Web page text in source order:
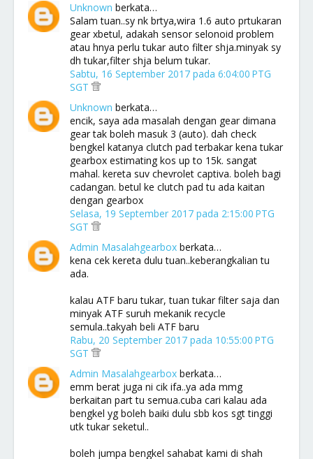
Unknown berkata…
Salam tuan..sy nk brtya,wira 1.6 auto prtukaran
gear xbetul, adakah sensor selonoid problem
atau hnya perlu tukar auto filter shja.minyak sy
dh tukar,filter shja belum tukar.
Sabtu, 16 September 2017 pada 6:04:00 PTG
SGT
Unknown berkata…
encik, saya ada masalah dengan gear dimana
gear tak boleh masuk 3 (auto). dah check
bengkel katanya clutch pad terbakar kena tukar
gearbox estimating kos up to 15k. sangat
mahal. kereta suv chevrolet captiva. boleh bagi
cadangan. betul ke clutch pad tu ada kaitan
dengan gearbox
Selasa, 19 September 2017 pada 2:15:00 PTG
SGT
Admin Masalahgearbox berkata…
kena cek kereta dulu tuan..keberangkalian tu
ada.
kalau ATF baru tukar, tuan tukar filter saja dan
minyak ATF suruh mekanik recycle
semula..takyah beli ATF baru
Rabu, 20 September 2017 pada 10:55:00 PTG
SGT
Admin Masalahgearbox berkata…
emm berat juga ni cik ifa..ya ada mmg
berkaitan part tu semua.cuba cari kalau ada
bengkel yg boleh baiki dulu sbb kos sgt tinggi
utk tukar seketul..
boleh jumpa bengkel sahabat kami di shah